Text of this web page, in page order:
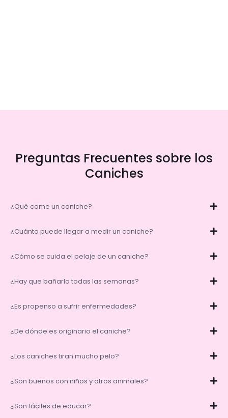
Preguntas Frecuentes sobre los
Caniches
¿Qué come un caniche?
¿Cuánto puede llegar a medir un caniche?
¿Cómo se cuida el pelaje de un caniche?
¿Hay que bañarlo todas las semanas?
¿Es propenso a sufrir enfermedades?
¿De dónde es originario el caniche?
¿Los caniches tiran mucho pelo?
¿Son buenos con niños y otros animales?
¿Son fáciles de educar?